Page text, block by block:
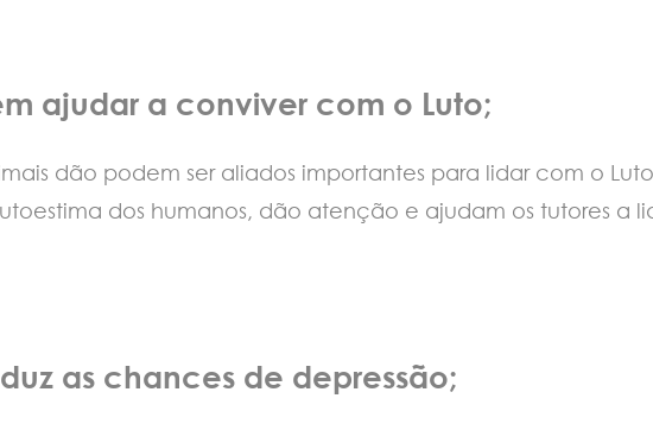
ajudar a conviver com o Luto;
dão podem ser aliados importantes para lidar com o
dos humanos, dão atenção e ajudam os tutores a
as chances de depressão;